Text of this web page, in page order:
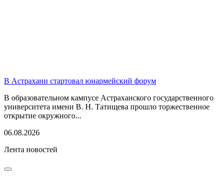
В Астрахани стартовал юнармейский форум
В образовательном кампусе Астраханского государственного
университета имени В. Н. Татищева прошло торжественное
открытие окружного...
06.08.2026
Лента новостей